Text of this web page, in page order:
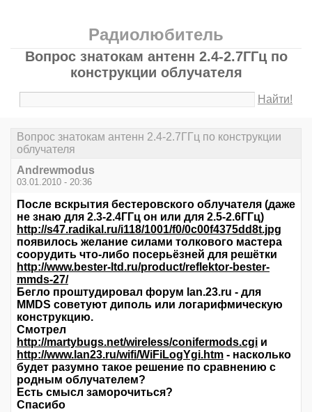
Радиолюбитель
Вопрос знатокам антенн 2.4-2.7ГГц по
конструкции облучателя
Найти!
Вопрос знатокам антенн 2.4-2.7ГГц по конструкции
облучателя
Andrewmodus
03.01.2010 - 20:36
После вскрытия бестеровского облучателя (даже
не знаю для 2.3-2.4ГГц он или для 2.5-2.6ГГц)
http://s47.radikal.ru/i118/1001/f0/0c00f4375dd8t.jpg
появилось желание силами толкового мастера
соорудить что-либо посерьёзней для решётки
http://www.bester-ltd.ru/product/reflektor-bester-
mmds-27/
Бегло проштудировал форум lan.23.ru - для
MMDS советуют диполь или логарифмическую
конструкцию.
Смотрел
http://martybugs.net/wireless/conifermods.cgi и
http://www.lan23.ru/wifi/WiFiLogYgi.htm - насколько
будет разумно такое решение по сравнению с
родным облучателем?
Есть смысл заморочиться?
Спасибо